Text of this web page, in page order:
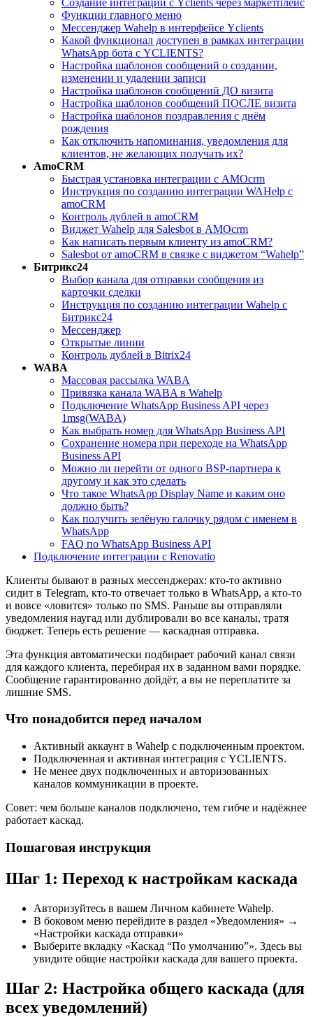
Функции главного меню
Мессенджер Wahelp в интерфейсе Yclients
Какой функционал доступен в рамках интеграции
WhatsApp бота с YCLIENTS?
Настройка шаблонов сообщений о создании,
изменении и удалении записи
Настройка шаблонов сообщений ДО визита
Настройка шаблонов сообщений ПОСЛЕ визита
Настройка шаблонов поздравления с днём
рождения
Как отключить напоминания, уведомления для
клиентов, не желающих получать их?
AmoCRM
Быстрая установка интеграции с АМОcrm
Инструкция по созданию интеграции WAHelp c
amoCRM
Контроль дублей в amoCRM
Виджет Wahelp для Salesbot в AMOcrm
Как написать первым клиенту из amoCRM?
Salesbot от amoCRM в связке с виджетом “Wahelp”
Битрикс24
Выбор канала для отправки сообщения из
карточки сделки
Инструкция по созданию интеграции Wahelp c
Битрикс24
Мессенджер
Открытые линии
Контроль дублей в Bitrix24
WABA
Массовая рассылка WABA
Привязка канала WABA в Wahelp
Подключение WhatsApp Business API через
1msg(WABA)
Как выбрать номер для WhatsApp Business API
Сохранение номера при переходе на WhatsApp
Business API
Можно ли перейти от одного BSP-партнера к
другому и как это сделать
Что такое WhatsApp Display Name и каким оно
должно быть?
Как получить зелёную галочку рядом с именем в
WhatsApp
FAQ по WhatsApp Business API
Подключение интеграции с Renovatio
Клиенты бывают в разных мессенджерах: кто-то активно
сидит в Telegram, кто-то отвечает только в WhatsApp, а кто-то
и вовсе «ловится» только по SMS. Раньше вы отправляли
уведомления наугад или дублировали во все каналы, тратя
бюджет. Теперь есть решение — каскадная отправка.
Эта функция автоматически подбирает рабочий канал связи
для каждого клиента, перебирая их в заданном вами порядке.
Сообщение гарантированно дойдёт, а вы не переплатите за
лишние SMS.
Что понадобится перед началом
Активный аккаунт в Wahelp с подключенным проектом.
Подключенная и активная интеграция с YCLIENTS.
Не менее двух подключенных и авторизованных
каналов коммуникации в проекте.
Совет: чем больше каналов подключено, тем гибче и надёжнее
работает каскад.
Пошаговая инструкция
Шаг 1: Переход к настройкам каскада
Авторизуйтесь в вашем Личном кабинете Wahelp.
В боковом меню перейдите в раздел «Уведомления» →
«Настройки каскада отправки»
Выберите вкладку «Каскад “По умолчанию”». Здесь вы
увидите общие настройки каскада для вашего проекта.
Шаг 2: Настройка общего каскада (для
всех уведомлений)